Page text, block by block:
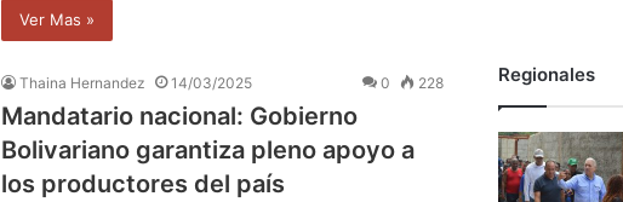
Ver Mas »
Thaina Hernandez 14/03/2025 0 228
Mandatario nacional: Gobierno
Bolivariano garantiza pleno apoyo a
los productores del país
Regionales